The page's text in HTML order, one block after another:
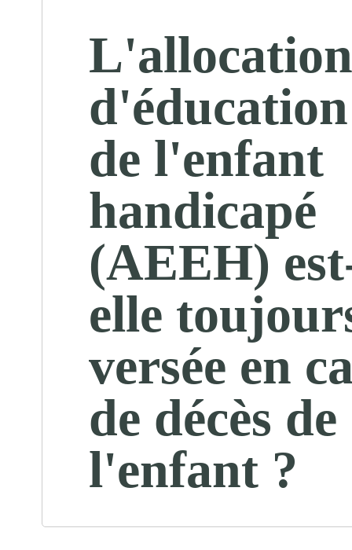
d'éducation
de l'enfant
handicapé
(AEEH)
elle
versée en
de décès de
l'enfant ?